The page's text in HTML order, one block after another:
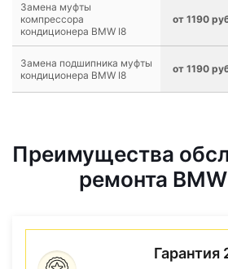
Замена муфты
компрессора
кондиционера BMW I8
от 1190
Замена подшипника муфты
кондиционера BMW I8
от 1190
Преимущества
ремонта
Гарантия